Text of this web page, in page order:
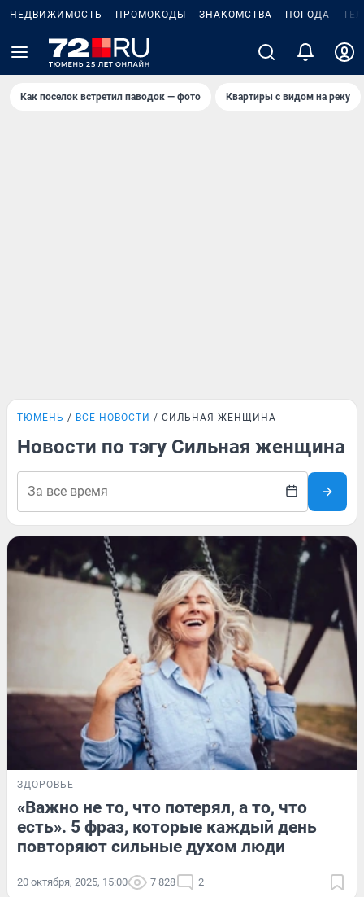
НЕДВИЖИМОСТЬ ПРОМОКОДЫ ЗНАКОМСТВА ПОГОДА
Как поселок встретил паводок — фото Квартиры с видом на реку
ТЮМЕНЬ ВСЕ НОВОСТИ СИЛЬНАЯ ЖЕНЩИНА
Новости по тэгу Сильная женщина
ЗДОРОВЬЕ
«Важно не то, что потерял, а то, что
есть». 5 фраз, которые каждый день
повторяют сильные духом люди
20 октября, 2025, 15:00 7 828 2